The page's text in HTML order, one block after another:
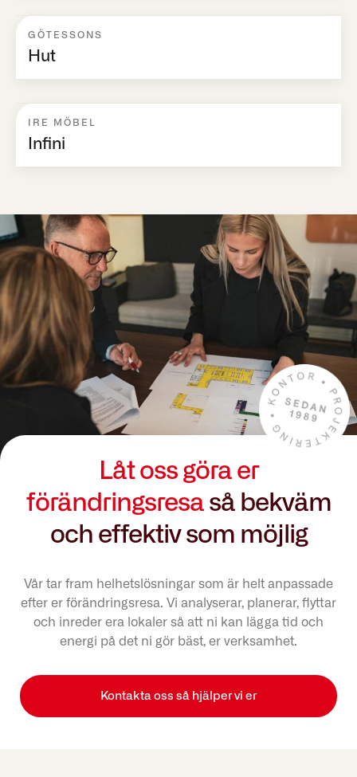
GÖTESSONS
Hut
IRE MÖBEL
Infini
Låt oss göra er
förändringsresa så bekväm
och effektiv som möjlig
Vår tar fram helhetslösningar som är helt anpassade
efter er förändringsresa. Vi analyserar, planerar, flyttar
och inreder era lokaler så att ni kan lägga tid och
energi på det ni gör bäst, er verksamhet.
Kontakta oss så hjälper vi er